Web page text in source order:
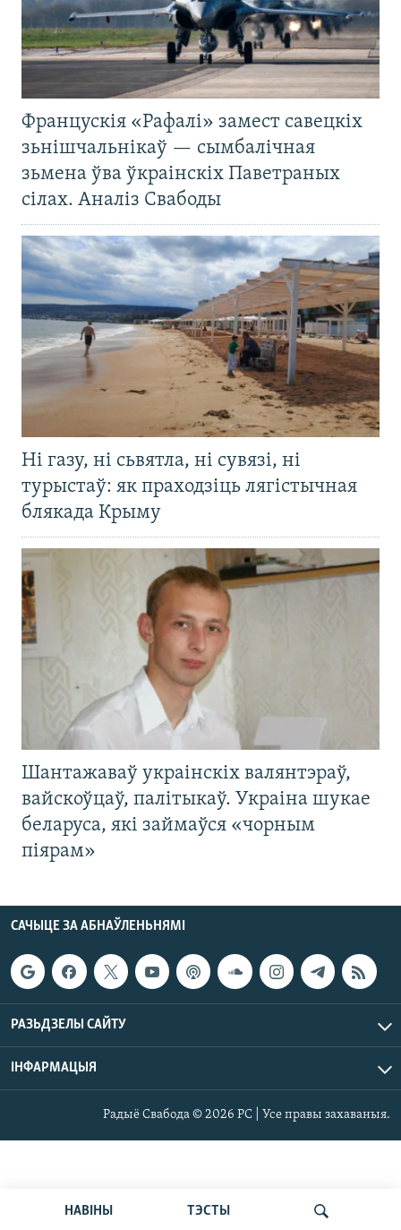
НАВІНЫ ТЭСТЫ
Францускія «Рафалі» замест савецкіх
зьнішчальнікаў — сымбалічная
зьмена ўва ўкраінскіх Паветраных
сілах. Аналіз Свабоды
Ні газу, ні сьвятла, ні сувязі, ні
турыстаў: як праходзіць лягістычная
блякада Крыму
Шантажаваў украінскіх валянтэраў,
вайскоўцаў, палітыкаў. Украіна шукае
беларуса, які займаўся «чорным
піярам»
САЧЫЦЕ ЗА АБНАЎЛЕНЬНЯМІ
РАЗЬДЗЕЛЫ САЙТУ
ІНФАРМАЦЫЯ
Радыё Свабода © 2026 РС | Усе правы захаваныя.